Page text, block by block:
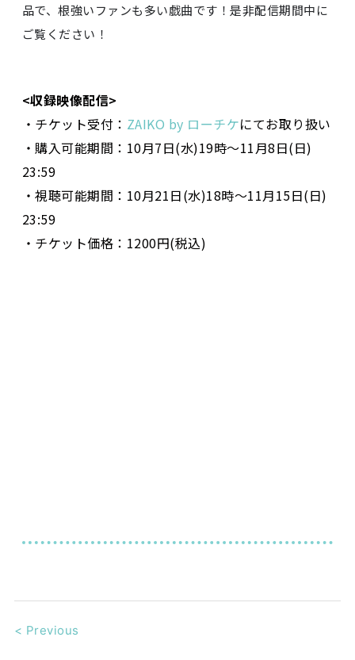
品で、根強いファンも多い戯曲です！是非配信期間中に
ご覧ください！
<収録映像配信>
・チケット受付： ZAIKO by ローチケにてお取り扱い
・購入可能期間：10月7日(水)19時～11月8日(日)
23:59
・視聴可能期間：10月21日(水)18時～11月15日(日)
23:59
・チケット価格：1200円(税込)
< Previous